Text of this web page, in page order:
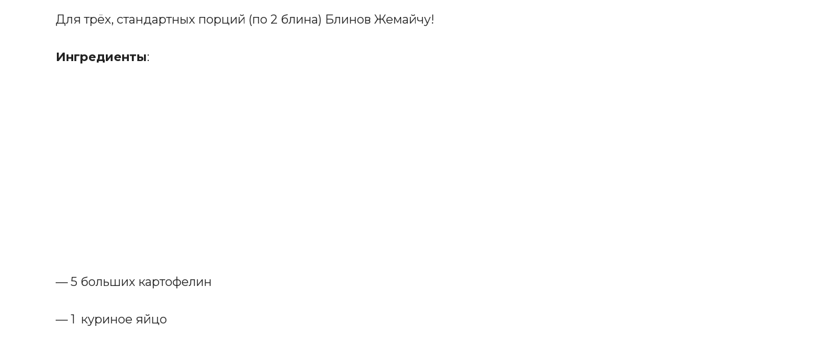
Для трёх, стандартных порций (по 2 блина) Блинов Жемайчу!
Ингредиенты:
— 5 больших картофелин
— 1 куриное яйцо